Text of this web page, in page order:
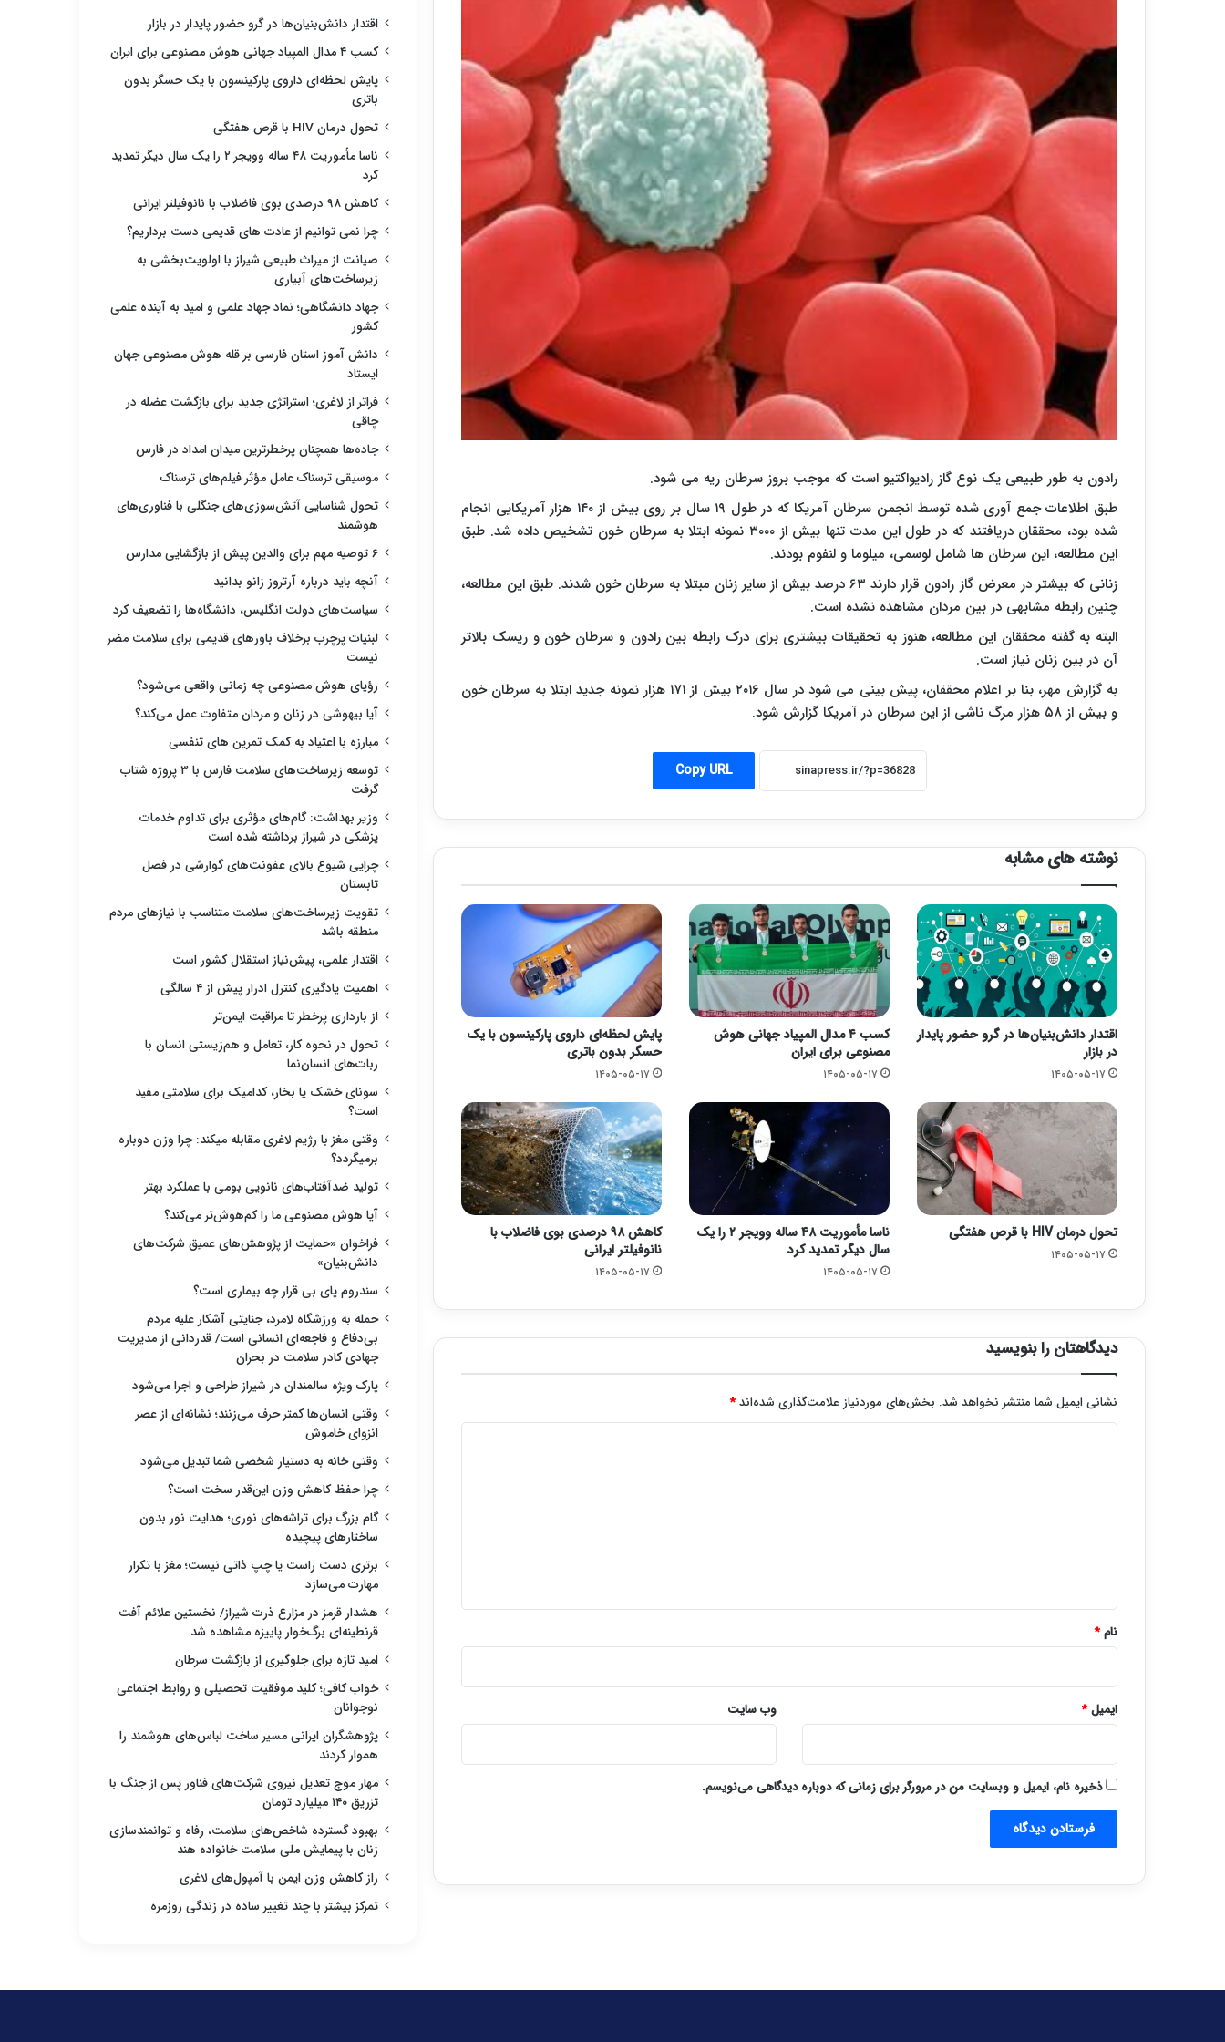
رادون به طور طبیعی یک نوع گاز رادیواکتیو است که موجب بروز سرطان ریه می شود.
طبق اطلاعات جمع آوری شده توسط انجمن سرطان آمریکا که در طول ۱۹ سال بر روی بیش از ۱۴۰ هزار آمریکایی انجام
شده بود، محققان دریافتند که در طول این مدت تنها بیش از ۳۰۰۰ نمونه ابتلا به سرطان خون تشخیص داده شد. طبق
این مطالعه، این سرطان ها شامل لوسمی، میلوما و لنفوم بودند.
زنانی که بیشتر در معرض گاز رادون قرار دارند ۶۳ درصد بیش از سایر زنان مبتلا به سرطان خون شدند. طبق این مطالعه،
چنین رابطه مشابهی در بین مردان مشاهده نشده است.
البته به گفته محققان این مطالعه، هنوز به تحقیقات بیشتری برای درک رابطه بین رادون و سرطان خون و ریسک بالاتر
آن در بین زنان نیاز است.
به گزارش مهر،
بنا بر اعلام محققان، پیش بینی می شود در سال ۲۰۱۶ بیش از ۱۷۱ هزار نمونه جدید ابتلا به سرطان خون
و بیش از ۵۸ هزار مرگ ناشی از این سرطان در آمریکا گزارش شود.
Copy URL
نوشته های مشابه
اقتدار دانش‌بنیان‌ها در گرو حضور پایدار
در بازار
۱۴۰۵-۰۵-۱۷
کسب ۴ مدال المپیاد جهانی هوش
مصنوعی برای ایران
۱۴۰۵-۰۵-۱۷
پایش لحظه‌ای داروی پارکینسون با یک
حسگر بدون باتری
۱۴۰۵-۰۵-۱۷
تحول درمان HIV با قرص هفتگی
۱۴۰۵-۰۵-۱۷
ناسا مأموریت ۴۸ ساله وویجر ۲ را یک
سال دیگر تمدید کرد
۱۴۰۵-۰۵-۱۷
کاهش ۹۸ درصدی بوی فاضلاب با
نانوفیلتر ایرانی
۱۴۰۵-۰۵-۱۷
دیدگاهتان را بنویسید
نشانی ایمیل شما منتشر نخواهد شد. بخش‌های موردنیاز علامت‌گذاری شده‌اند*
نام*
ایمیل* وب‌ سایت
ذخیره نام، ایمیل و وبسایت من در مرورگر برای زمانی که دوباره دیدگاهی می‌نویسم.
اقتدار دانش‌بنیان‌ها در گرو حضور پایدار در بازار
کسب ۴ مدال المپیاد جهانی هوش مصنوعی برای ایران
پایش لحظه‌ای داروی پارکینسون با یک حسگر بدون
باتری
تحول درمان HIV با قرص هفتگی
ناسا مأموریت ۴۸ ساله وویجر ۲ را یک سال دیگر تمدید
کرد
کاهش ۹۸ درصدی بوی فاضلاب با نانوفیلتر ایرانی
چرا نمی توانیم از عادت های قدیمی دست برداریم؟
صیانت از میراث طبیعی شیراز با اولویت‌بخشی به
زیرساخت‌های آبیاری
جهاد دانشگاهی؛ نماد جهاد علمی و امید به آینده علمی
کشور
دانش آموز استان فارسی بر قله هوش مصنوعی جهان
ایستاد
فراتر از لاغری؛ استراتژی جدید برای بازگشت عضله در
چاقی
جاده‌ها همچنان پرخطرترین میدان امداد در فارس
موسیقی ترسناک عامل مؤثر فیلم‌های ترسناک
تحول شناسایی آتش‌سوزی‌های جنگلی با فناوری‌های
هوشمند
۶ توصیه مهم برای والدین پیش از بازگشایی مدارس
آنچه باید درباره آرتروز زانو بدانید
سیاست‌های دولت انگلیس، دانشگاه‌ها را تضعیف کرد
لبنیات پرچرب برخلاف باورهای قدیمی برای سلامت مضر
نیست
رؤیای هوش مصنوعی چه زمانی واقعی می‌شود؟
آیا بیهوشی در زنان و مردان متفاوت عمل می‌کند؟
مبارزه با اعتیاد به کمک تمرین های تنفسی
توسعه زیرساخت‌های سلامت فارس با ۳ پروژه شتاب
گرفت
وزیر بهداشت: گام‌های مؤثری برای تداوم خدمات
پزشکی در شیراز برداشته شده است
چرایی شیوع بالای عفونت‌های گوارشی در فصل
تابستان
تقویت زیرساخت‌های سلامت متناسب با نیازهای مردم
منطقه باشد
اقتدار علمی، پیش‌نیاز استقلال کشور است
اهمیت یادگیری کنترل ادرار پیش از ۴ سالگی
از بارداری پرخطر تا مراقبت ایمن‌تر
تحول در نحوه کار، تعامل و هم‌زیستی انسان با
ربات‌های انسان‌نما
سونای خشک یا بخار، کدامیک برای سلامتی مفید
است؟
وقتی مغز با رژیم لاغری مقابله میکند: چرا وزن دوباره
برمیگردد؟
تولید ضدآفتاب‌های نانویی بومی با عملکرد بهتر
آیا هوش مصنوعی ما را کم‌هوش‌تر می‌کند؟
فراخوان «حمایت از پژوهش‌های عمیق شرکت‌های
دانش‌بنیان»
سندروم پای بی قرار چه بیماری است؟
حمله به ورزشگاه لامرد، جنایتی آشکار علیه مردم
بی‌دفاع و فاجعه‌ای انسانی است/ قدردانی از مدیریت
جهادی کادر سلامت در بحران
پارک ویژه سالمندان در شیراز طراحی و اجرا می‌شود
وقتی انسان‌ها کمتر حرف می‌زنند؛ نشانه‌ای از عصر
انزوای خاموش
وقتی خانه به دستیار شخصی شما تبدیل می‌شود
چرا حفظ کاهش وزن این‌قدر سخت است؟
گام بزرگ برای تراشه‌های نوری؛ هدایت نور بدون
ساختارهای پیچیده
برتری دست راست یا چپ ذاتی نیست؛ مغز با تکرار
مهارت می‌سازد
هشدار قرمز در مزارع ذرت شیراز/ نخستین علائم آفت
قرنطینه‌ای برگ‌خوار پاییزه مشاهده شد
امید تازه برای جلوگیری از بازگشت سرطان
خواب کافی؛ کلید موفقیت تحصیلی و روابط اجتماعی
نوجوانان
پژوهشگران ایرانی مسیر ساخت لباس‌های هوشمند را
هموار کردند
مهار موج تعدیل نیروی شرکت‌های فناور پس از جنگ با
تزریق ۱۴۰ میلیارد تومان
بهبود گسترده شاخص‌های سلامت، رفاه و توانمندسازی
زنان با پیمایش ملی سلامت خانواده هند
راز کاهش وزن ایمن با آمپول‌های لاغری
تمرکز بیشتر با چند تغییر ساده در زندگی روزمره